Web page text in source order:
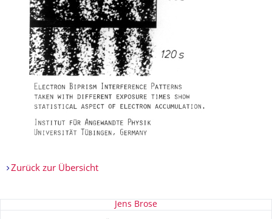
Zurück zur Übersicht
Zu dieser Seite Jens Brose